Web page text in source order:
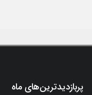
پربازدیدترین‌های ماه